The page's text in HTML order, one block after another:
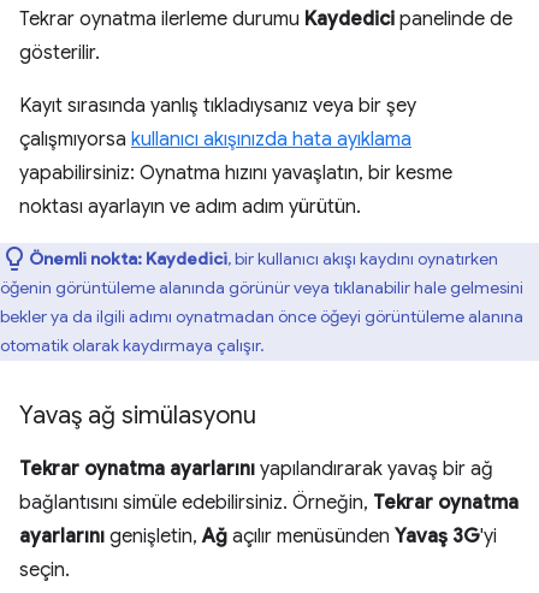
Tekrar oynatma ilerleme durumu Kaydedici panelinde de
gösterilir.
Kayıt sırasında yanlış tıkladıysanız veya bir şey
çalışmıyorsa kullanıcı akışınızda hata ayıklama
yapabilirsiniz: Oynatma hızını yavaşlatın, bir kesme
noktası ayarlayın ve adım adım yürütün.
Önemli nokta: Kaydedici, bir kullanıcı akışı kaydını oynatırken
öğenin görüntüleme alanında görünür veya tıklanabilir hale gelmesini
bekler ya da ilgili adımı oynatmadan önce öğeyi görüntüleme alanına
otomatik olarak kaydırmaya çalışır.
Yavaş ağ simülasyonu
Tekrar oynatma ayarlarını yapılandırarak yavaş bir ağ
bağlantısını simüle edebilirsiniz. Örneğin, Tekrar oynatma
ayarlarını genişletin,Ağ açılır menüsünden Yavaş 3G'yi
seçin.